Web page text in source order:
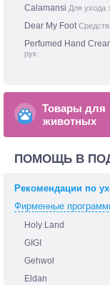
Calamansi Для ухода
Dear My Foot
Perfumed Hand
рук
Товары для
животных
ПОМОЩЬ В
Рекомендации по
Фирменные
Holy Land
GIGI
Gehwol
Eldan